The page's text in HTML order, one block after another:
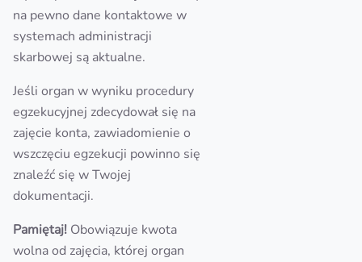
na pewno dane kontaktowe w
systemach administracji
skarbowej są aktualne.
Jeśli organ w wyniku procedury
egzekucyjnej zdecydował się na
zajęcie konta, zawiadomienie o
wszczęciu egzekucji powinno się
znaleźć się w Twojej
dokumentacji.
Pamiętaj! Obowiązuje kwota
wolna od zajęcia, której organ